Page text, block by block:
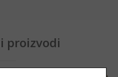
proizvodi